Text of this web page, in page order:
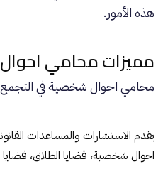
هذه الأمور.
مميزات محامي
محامي احوال شخصية في التجمع
يقدم الاستشارات والمساعدات
احوال شخصية، قضايا الطلاق، قضايا